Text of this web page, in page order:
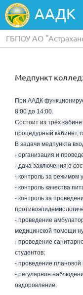
ААДК
ГБПОУ АО
Медпункт
При ААДК
8:00 до 14:00.
Состоит из трёх
процедурный кабинет,
В задачи медпункта
- организация и
- дача заключения о
- контроль за режимом
- контроль качества
- контроль за
- проведение
медицинской помощи
- проведение
студентов;
- проведение
- регулярное
оздоровление.